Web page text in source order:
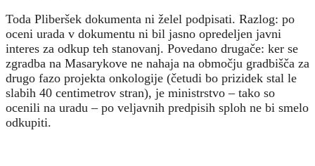
Toda Pliberšek dokumenta ni želel podpisati. Razlog: po
oceni urada v dokumentu ni bil jasno opredeljen javni
interes za odkup teh stanovanj. Povedano drugače: ker se
zgradba na Masarykove ne nahaja na območju gradbišča za
drugo fazo projekta onkologije (četudi bo prizidek stal le
slabih 40 centimetrov stran), je ministrstvo – tako so
ocenili na uradu – po veljavnih predpisih sploh ne bi smelo
odkupiti.